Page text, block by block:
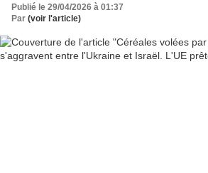
Publié le 29/04/2026 à 01:37
Par (voir l'article)